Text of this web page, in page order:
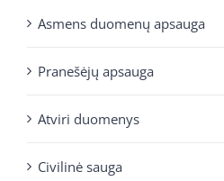
Asmens duomenų apsauga
Pranešėjų apsauga
Atviri duomenys
Civilinė sauga